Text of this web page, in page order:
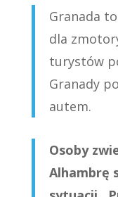
Granada
dla
turystów
Granady
autem.
Osoby
Alhambrę